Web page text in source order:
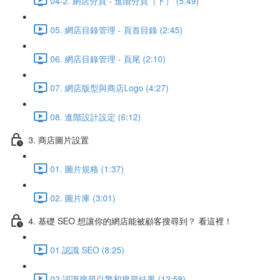
05. 網店目錄管理 - 頁首目錄 (2:45)
06. 網店目錄管理 - 頁尾 (2:10)
07. 網店版型與商店Logo (4:27)
08. 進階設計設定 (6:12)
3. 商店圖片設置
01. 圖片規格 (1:37)
02. 圖片庫 (3:01)
4. 基礎 SEO 想讓你的網店能被顧客搜尋到？ 看這裡！
01.認識 SEO (8:25)